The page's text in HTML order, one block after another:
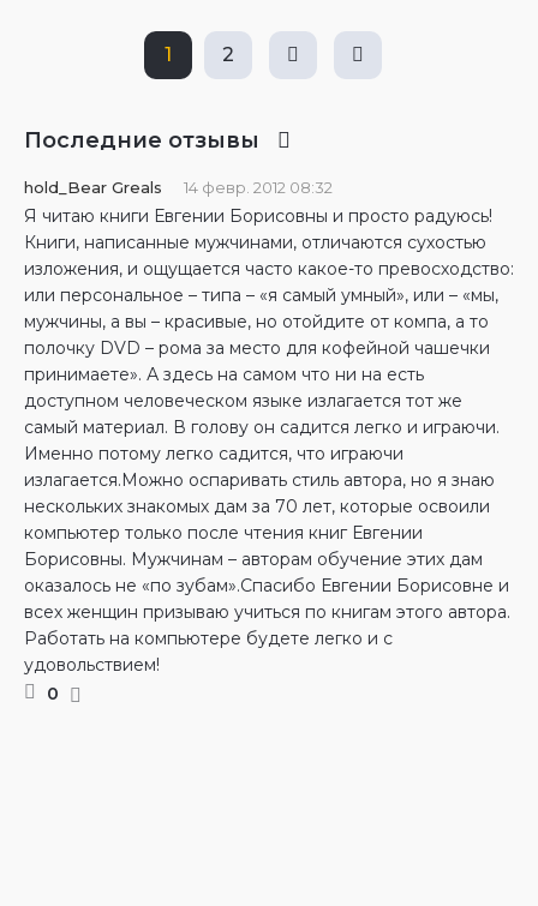
1 2
Последние отзывы
hold_Bear Greals 14 февр. 2012 08:32
Я читаю книги Евгении Борисовны и просто радуюсь!
Книги, написанные мужчинами, отличаются сухостью
изложения, и ощущается часто какое-то превосходство:
или персональное – типа – «я самый умный», или – «мы,
мужчины, а вы – красивые, но отойдите от компа, а то
полочку DVD – рома за место для кофейной чашечки
принимаете». А здесь на самом что ни на есть
доступном человеческом языке излагается тот же
самый материал. В голову он садится легко и играючи.
Именно потому легко садится, что играючи
излагается.Можно оспаривать стиль автора, но я знаю
нескольких знакомых дам за 70 лет, которые освоили
компьютер только после чтения книг Евгении
Борисовны. Мужчинам – авторам обучение этих дам
оказалось не «по зубам».Спасибо Евгении Борисовне и
всех женщин призываю учиться по книгам этого автора.
Работать на компьютере будете легко и с
удовольствием!
0